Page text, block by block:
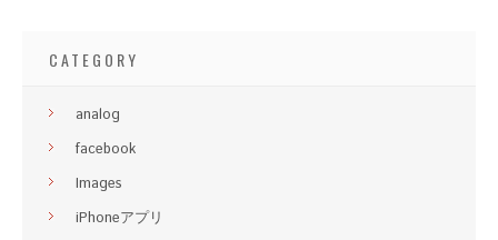
CATEGORY
analog
facebook
Images
iPhoneアプリ